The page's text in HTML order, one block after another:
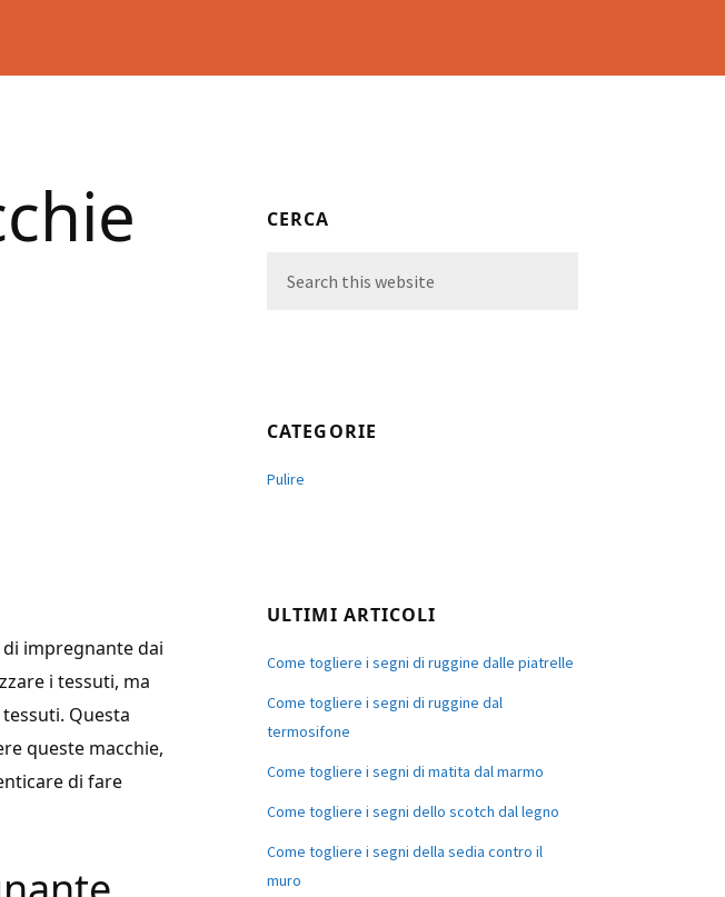
impregnante dai
i tessuti, ma
Questa
queste macchie,
di fare
Primary
CERCA
this
CATEGORIE
Pulire
ULTIMI ARTICOLI
Come togliere i segni di ruggine dalle piatrelle
Come togliere i segni di ruggine dal
termosifone
Come togliere i segni di matita dal marmo
Come togliere i segni dello scotch dal legno
Come togliere i segni della sedia contro il
muro